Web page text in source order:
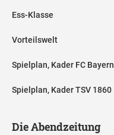
Ess-Klasse
Vorteilswelt
Spielplan, Kader FC Bayern
Spielplan, Kader TSV 1860
Die Abendzeitung